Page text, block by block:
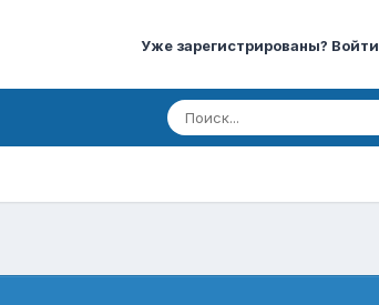
Уже зарегистрированы? Войти